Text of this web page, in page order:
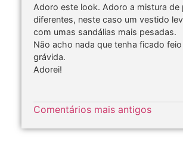
Adoro este look. Adoro a mistura de
diferentes, neste caso um vestido
com umas sandálias mais pesadas.
Não acho nada que tenha ficado
grávida.
Adorei!
Comentários mais antigos